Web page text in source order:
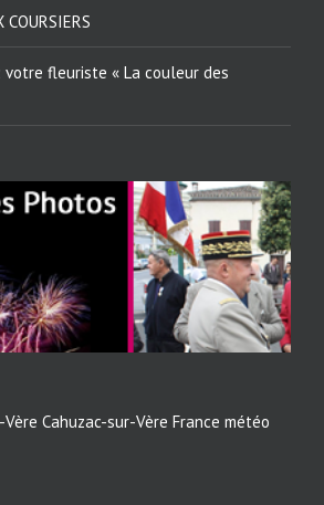
votre fleuriste « La couleur des
Cahuzac-sur-Vère France météo